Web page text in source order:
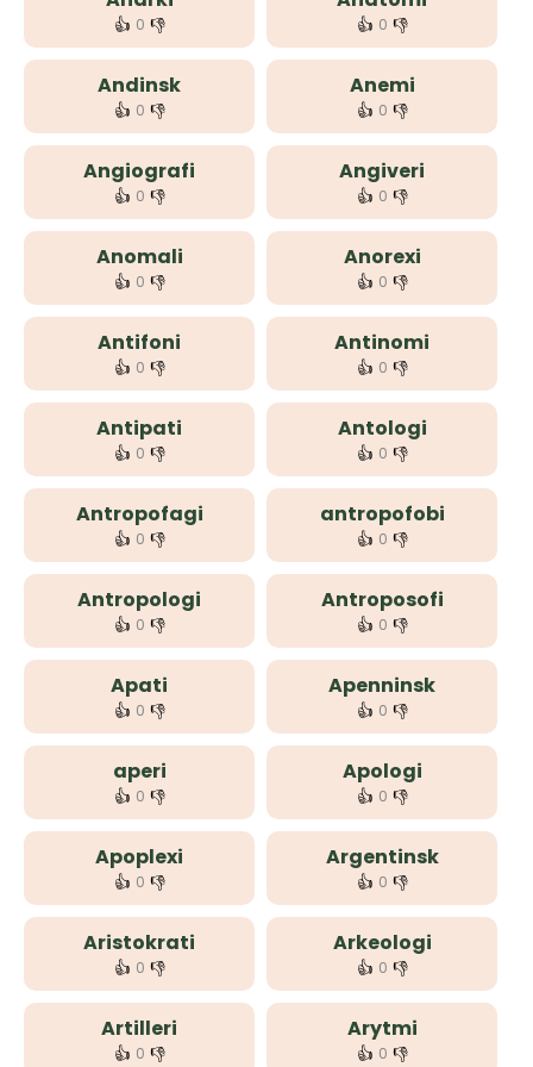
👍 0 👎 👍 0 👎
Andinsk
👍 0 👎
Anemi
👍 0 👎
Angiografi
👍 0 👎
Angiveri
👍 0 👎
Anomali
👍 0 👎
Anorexi
👍 0 👎
Antifoni
👍 0 👎
Antinomi
👍 0 👎
Antipati
👍 0 👎
Antologi
👍 0 👎
Antropofagi
👍 0 👎
antropofobi
👍 0 👎
Antropologi
👍 0 👎
Antroposofi
👍 0 👎
Apati
👍 0 👎
Apenninsk
👍 0 👎
aperi
👍 0 👎
Apologi
👍 0 👎
Apoplexi
👍 0 👎
Argentinsk
👍 0 👎
Aristokrati
👍 0 👎
Arkeologi
👍 0 👎
Artilleri
👍 0 👎
Arytmi
👍 0 👎